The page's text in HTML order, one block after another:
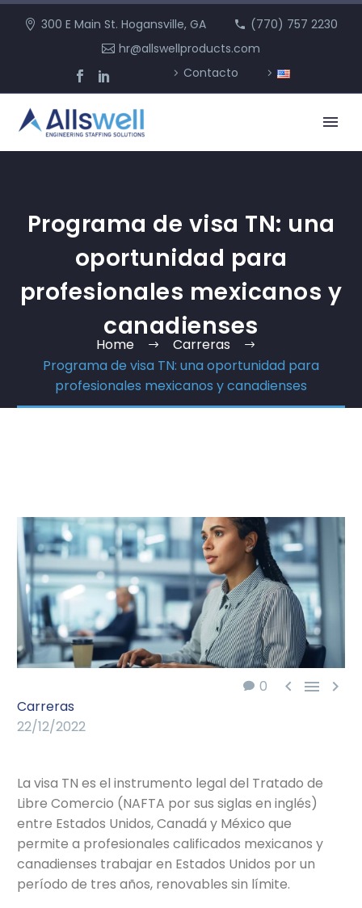
300 E Main St. Hogansville, GA
(770) 757 2230
hr@allswellproducts.com
Contacto
Programa de visa TN: una
oportunidad para
profesionales mexicanos y
canadienses
Home
Carreras
Programa de visa TN: una oportunidad para
profesionales mexicanos y canadienses
0   
Carreras
22/12/2022
La visa TN es el instrumento legal del Tratado de
Libre Comercio (NAFTA por sus siglas en inglés)
entre Estados Unidos, Canadá y México que
permite a profesionales calificados mexicanos y
canadienses trabajar en Estados Unidos por un
período de tres años, renovables sin límite.